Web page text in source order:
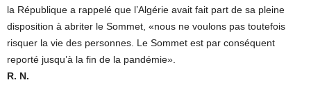
la République a rappelé que l’Algérie avait fait part de sa pleine
disposition à abriter le Sommet, «nous ne voulons pas toutefois
risquer la vie des personnes. Le Sommet est par conséquent
reporté jusqu’à la fin de la pandémie».
R. N.